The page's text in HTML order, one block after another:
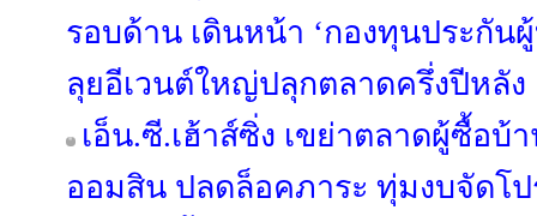
รอบด้าน เดินหน้า ‘กองทุนประกัน
ลุยอีเวนต์ใหญ่ปลุกตลาดครึ่งปีหลัง
เอ็น.ซี.เฮ้าส์ซิ่ง เขย่าตลาดผู้ซื้อบ้
ออมสิน ปลดล็อคภาระ ทุ่มงบจัดโ